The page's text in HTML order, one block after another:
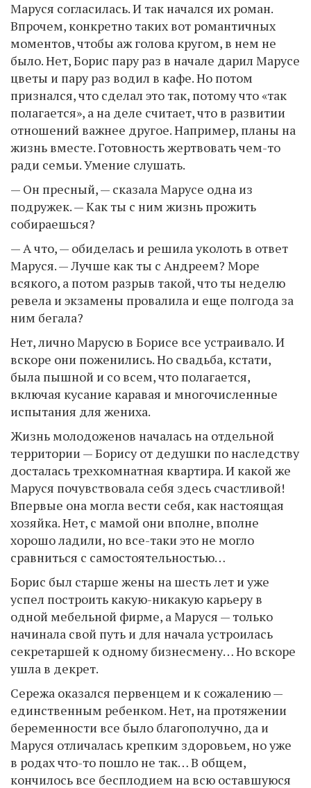
Маруся согласилась. И так начался их роман.
Впрочем, конкретно таких вот романтичных
моментов, чтобы аж голова кругом, в нем не
было. Нет, Борис пару раз в начале дарил Марусе
цветы и пару раз водил в кафе. Но потом
признался, что сделал это так, потому что «так
полагается», а на деле считает, что в развитии
отношений важнее другое. Например, планы на
жизнь вместе. Готовность жертвовать чем-то
ради семьи. Умение слушать.
— Он пресный, — сказала Марусе одна из
подружек. — Как ты с ним жизнь прожить
собираешься?
— А что, — обиделась и решила уколоть в ответ
Маруся. — Лучше как ты с Андреем? Море
всякого, а потом разрыв такой, что ты неделю
ревела и экзамены провалила и еще полгода за
ним бегала?
Нет, лично Марусю в Борисе все устраивало. И
вскоре они поженились. Но свадьба, кстати,
была пышной и со всем, что полагается,
включая кусание каравая и многочисленные
испытания для жениха.
Жизнь молодоженов началась на отдельной
территории — Борису от дедушки по наследству
досталась трехкомнатная квартира. И какой же
Маруся почувствовала себя здесь счастливой!
Впервые она могла вести себя, как настоящая
хозяйка. Нет, с мамой они вполне, вполне
хорошо ладили, но все-таки это не могло
сравниться с самостоятельностью…
Борис был старше жены на шесть лет и уже
успел построить какую-никакую карьеру в
одной мебельной фирме, а Маруся — только
начинала свой путь и для начала устроилась
секретаршей к одному бизнесмену… Но вскоре
ушла в декрет.
Сережа оказался первенцем и к сожалению —
единственным ребенком. Нет, на протяжении
беременности все было благополучно, да и
Маруся отличалась крепким здоровьем, но уже
в родах что-то пошло не так… В общем,
кончилось все бесплодием на всю оставшуюся